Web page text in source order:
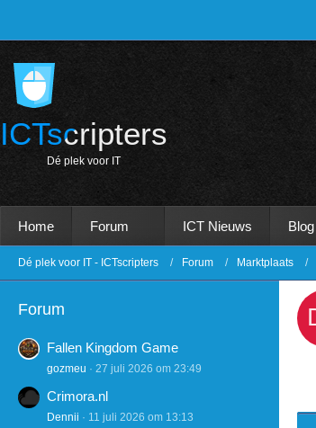
ICTscripters
Dé p e k voor T
Home Forum ICT Nieuws Blog
Dé plek voor IT - ICTscripters Forum Marktplaats
Forum
Fallen Kingdom Game
gozmeu 27 juli 2026 om 23:49
Crimora.nl
Dennii 11 juli 2026 om 13:13